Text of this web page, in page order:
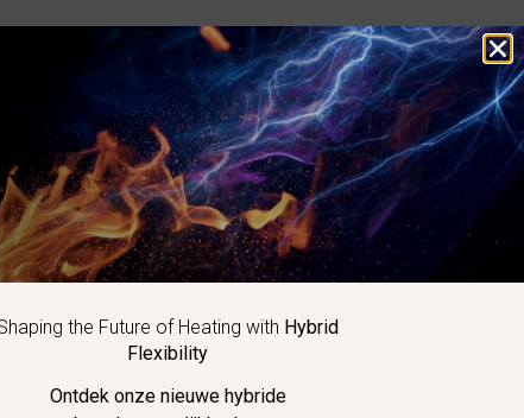
Maxon
the Future of Heating with Hybrid
Flexibility
Ontdek onze nieuwe hybride